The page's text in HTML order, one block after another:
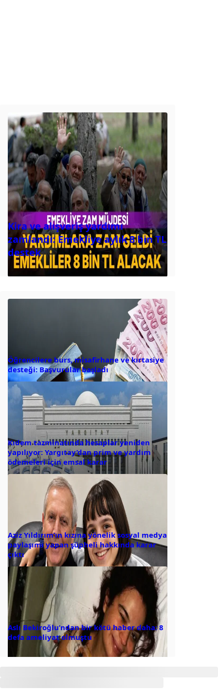
Kira ve alışveriş yardımı
zamlandı: Emekliye aylık 8 bin TL
destek
Öğrencilere burs, misafirhane ve kırtasiye
desteği: Başvurular başladı
Kıdem tazminatında hesaplar yeniden
yapılıyor: Yargıtay’dan prim ve yardım
ödemeleri için emsal karar
Aziz Yıldırım’ın kızına yönelik sosyal medya
paylaşımı yapan şüpheli hakkında karar
çıktı
Aslı Bekiroğlu’ndan bir kötü haber daha: 8
defa ameliyat olmuştu